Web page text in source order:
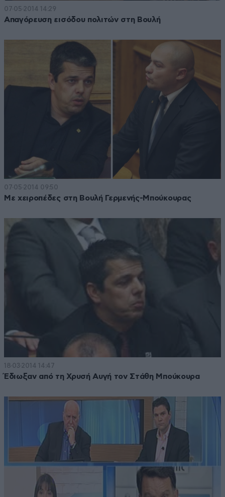
07·05·2014 14:29
Απαγόρευση εισόδου πολιτών στη Βουλή
07·05·2014 09:50
Με χειροπέδες στη Βουλή Γερμενής-Μπούκουρας
18·03·2014 14:47
Έδιωξαν από τη Χρυσή Αυγή τον Στάθη Μπούκουρα